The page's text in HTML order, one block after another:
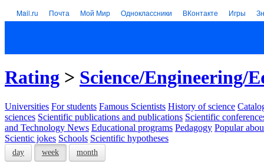
Mail.ru Почта Мой Мир Одноклассники ВКонтакте Игры
Rating > Science/Engineering/
Universities For students Famous Scientists History of science
sciences Scientific publications and publications Scientific
and Technology News Educational programs Pedagogy Popular
Scientic jokes Schools Scientific hypotheses
day week month